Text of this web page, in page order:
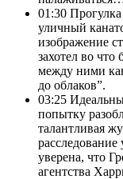
01:30
уличный
изображение
захотел во
между ними
до облаков”.
03:25
попытку
талантливая
уверена, что
агентства